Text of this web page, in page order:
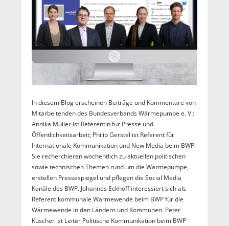
In diesem Blog erscheinen Beiträge und Kommentare von
Mitarbeitenden des Bundesverbands Wärmepumpe e. V.:
Annika Müller ist Referentin für Presse und
Öffentlichkeitsarbeit; Philip Gerstel ist Referent für
Internationale Kommunikation und New Media beim BWP.
Sie recherchieren wöchentlich zu aktuellen politischen
sowie technischen Themen rund um die Wärmepumpe,
erstellen Pressespiegel und pflegen die Social Media
Kanäle des BWP. Johannes Eckhoff interessiert sich als
Referent kommunale Wärmewende beim BWP für die
Wärmewende in den Ländern und Kommunen. Peter
Kuscher ist Leiter Politische Kommunikation beim BWP